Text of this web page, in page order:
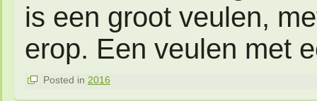
is een groot veulen,
erop. Een veulen met
Posted in 2016